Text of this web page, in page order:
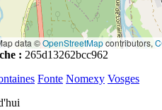
data ©OpenStreetMapcontributors,
: 265d13262bcc962
Fonte Nomexy Vosges